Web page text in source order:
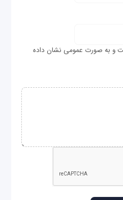
و به صورت عمومی نشان داده